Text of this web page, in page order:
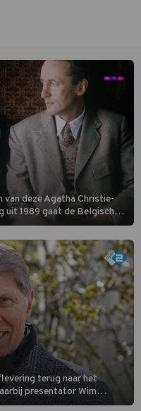
van deze Agatha Christie-
1989 gaat de Belgische
Poirot raakt al snel
terug naar het
presentator Wim
de tijd aan de hand van